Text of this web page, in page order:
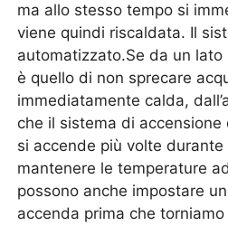
ma allo stesso tempo si
viene quindi riscaldata. Il
automatizzato.Se da un
è quello di non sprecare
immediatamente calda,
che il sistema di
si accende più volte
mantenere le temperature
possono anche impostare
accenda prima che